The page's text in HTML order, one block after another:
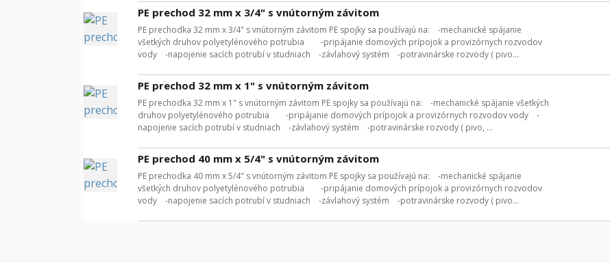
PE prechod 32 mm x 3/4" s vnútorným závitom
PE prechodka 32 mm x 3/4" s vnútorným závitom PE spojky sa používajú na: -mechanické spájanie
všetkých druhov polyetylénového potrubia -pripájanie domových prípojok a provizórnych rozvodov
vody -napojenie sacích potrubí v studniach -závlahový systém -potravinárske rozvody ( pivo...
PE prechod 32 mm x 1" s vnútorným závitom
PE prechodka 32 mm x 1" s vnútorným závitom PE spojky sa používajú na: -mechanické spájanie všetkých
druhov polyetylénového potrubia -pripájanie domových prípojok a provizórnych rozvodov vody -
napojenie sacích potrubí v studniach -závlahový systém -potravinárske rozvody ( pivo, ...
PE prechod 40 mm x 5/4" s vnútorným závitom
PE prechodka 40 mm x 5/4" s vnútorným závitom PE spojky sa používajú na: -mechanické spájanie
všetkých druhov polyetylénového potrubia -pripájanie domových prípojok a provizórnych rozvodov
vody -napojenie sacích potrubí v studniach -závlahový systém -potravinárske rozvody ( pivo...